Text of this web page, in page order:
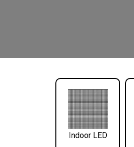
Indoor LED